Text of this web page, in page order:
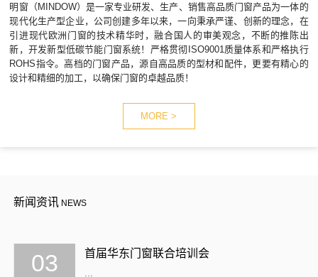
明窗（MINDOW）是一家专业研发、生产、销售高品质门窗产品为一体的
现代化生产型企业，公司创建多年以来，一向秉承严谨、创新的理念，在
引进现代欧洲门窗的技术精华时，融合国人的审美观念，不断的推陈出
新，开发新型低碳节能门窗系统！严格贯彻ISO9001质量体系和严格执行
ROHS指令。高档的门窗产品，源自高品质的型材和配件，更要有精心的
设计和精细的加工，以确保门窗的卓越品质！
MORE >
新闻资讯NEWS
03 首届华东门窗联合培训会